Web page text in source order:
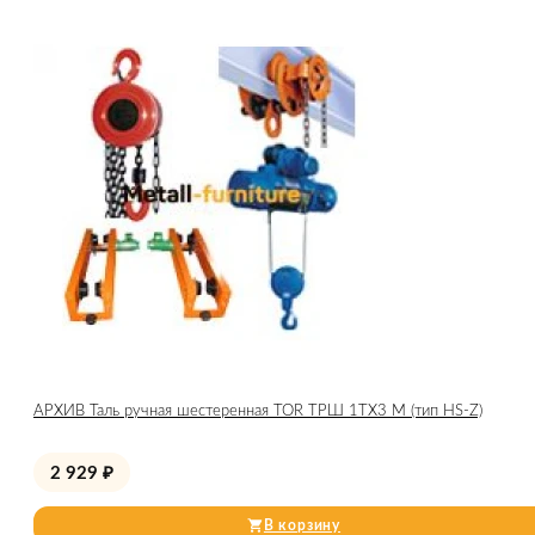
АРХИВ Таль ручная шестеренная TOR ТРШ 1ТХ3 М (тип HS-Z)
2 929 ₽
В корзину